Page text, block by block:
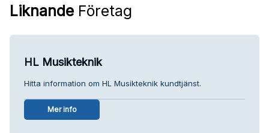
Liknande Företag
HL Musikteknik
Hitta information om HL Musikteknik kundtjänst.
Mer info